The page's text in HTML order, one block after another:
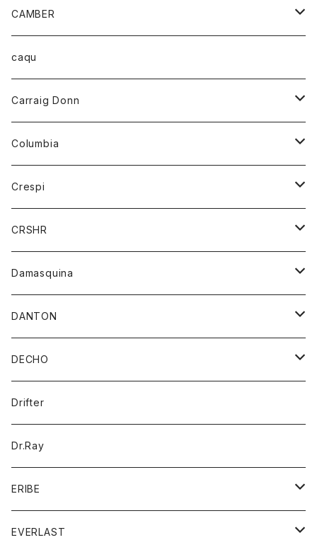
カードホルダー
チーフ
バンダナ
カーディガン
トレーナー
パーカー
ボトム
オーバーオール
ショートパンツ
レディース
オーバーオール
カーディガン
Tシャツ
パーカー
グッズ
靴
CAMBER
トップス
ハーフスリーブTシャツ
caqu
Carraig Donn
ニット
Columbia
アウター
ジャケット
Crespi
ジャケット
ワンピース
ブラウス
CRSHR
キャップ
Damasquina
ウォレット
カードケース
バッグ
DANTON
アウター
コート
ジャケット
アクセサリー
バッグ
キッズ
シャツ
Tシャツ
グッズ
帽子
トップス
DECHO
帽子
Drifter
Dr.Ray
ERIBE
ニット
EVERLAST